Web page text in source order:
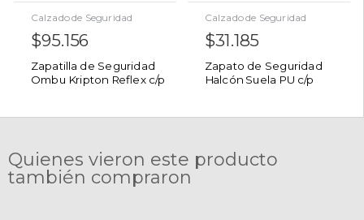
Calzado de Seguridad
$95.156
Zapatilla de Seguridad
Ombu Kripton Reflex c/p
Calzado de Seguridad
$31.185
Zapato de Seguridad
Halcón Suela PU c/p
Quienes vieron este producto
también compraron